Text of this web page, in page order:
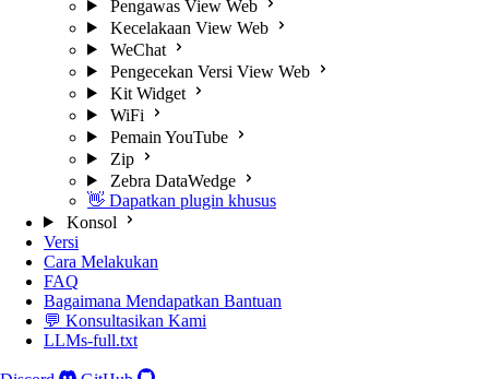
Pengawas View Web
Kecelakaan View Web
WeChat
Pengecekan Versi View Web
Kit Widget
WiFi
Pemain YouTube
Zip
Zebra DataWedge
👋 Dapatkan plugin khusus
Konsol
Versi
Cara Melakukan
FAQ
Bagaimana Mendapatkan Bantuan
💬 Konsultasikan Kami
LLMs-full.txt